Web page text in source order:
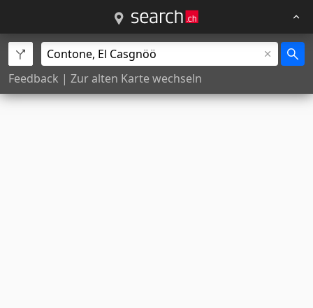
Feedback | Zur alten Karte wechseln